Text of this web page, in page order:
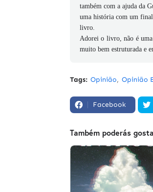
também com a ajuda da
uma história com um final
livro.
Adorei o livro, não é uma
muito bem estruturada e
Tags: Opinião Opinião
Facebook
Também poderás